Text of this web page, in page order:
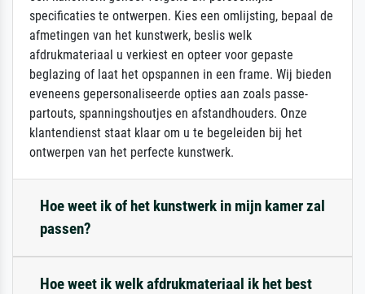
specificaties te ontwerpen. Kies een omlijsting, bepaal de
afmetingen van het kunstwerk, beslis welk
afdrukmateriaal u verkiest en opteer voor gepaste
beglazing of laat het opspannen in een frame. Wij bieden
eveneens gepersonaliseerde opties aan zoals passe-
partouts, spanningshoutjes en afstandhouders. Onze
klantendienst staat klaar om u te begeleiden bij het
ontwerpen van het perfecte kunstwerk.
Hoe weet ik of het kunstwerk in mijn kamer zal
passen?
Hoe weet ik welk afdrukmateriaal ik het best